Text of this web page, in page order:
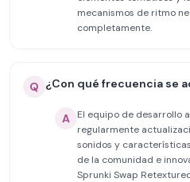
mecanismos de ritmo
completamente.
Q ¿Con qué frecuencia se
A
El equipo de desarrollo
regularmente
sonidos y
de la comunidad e
Sprunki Swap